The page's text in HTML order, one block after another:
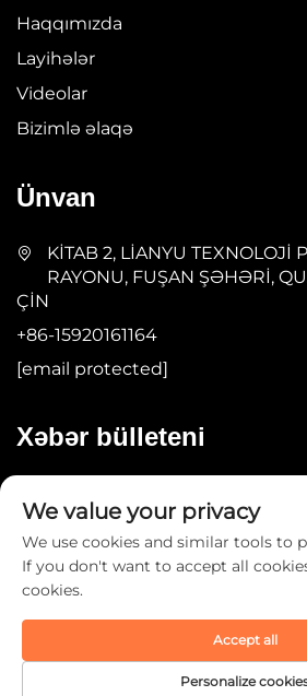
Haqqımızda
Layihələr
Videolar
Bizimlə əlaqə
Ünvan
KİTAB 2, LİANYU TEXNOLOJİ
RAYONU, FUŞAN ŞƏHƏRİ,
ÇİN
+86-15920161164
[email protected]
Xəbər bülleteni
Müəllif hüquqları © 2025
Technology Co., Ltd. -
We value your privacy
We use cookies and similar tools to
If you don't want to accept all
cookies.
Personalize
Accept all